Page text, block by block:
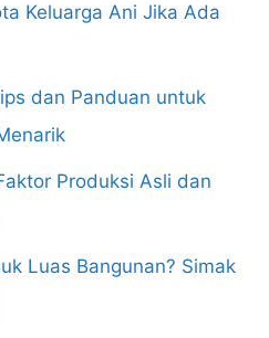
Keluarga Ani Jika Ada
dan Panduan untuk
Produksi Asli dan
Luas Bangunan? Simak